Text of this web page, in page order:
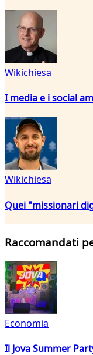
Wikichiesa
I media e i social
Wikichiesa
Quei "missionari
Raccomandati
Economia
Il Jova Summer